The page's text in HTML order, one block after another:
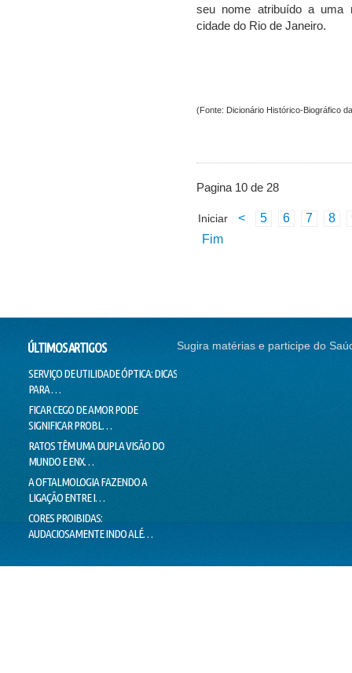
seu nome atribuído a uma
cidade do Rio de Janeiro.
(Fonte: Dicionário Histórico-Biográfico
Pagina 10 de 28
Iniciar < 5 6 7 8
Fim
ÚLTIMOS ARTIGOS
SERVIÇO DE UTILIDADE ÓPTICA: DICAS
PARA …
FICAR CEGO DE AMOR PODE
SIGNIFICAR PROBL…
RATOS TÊM UMA DUPLA VISÃO DO
MUNDO E ENX…
A OFTALMOLOGIA FAZENDO A
LIGAÇÃO ENTRE I…
CORES PROIBIDAS:
AUDACIOSAMENTE INDO ALÉ…
Sugira matérias e participe do